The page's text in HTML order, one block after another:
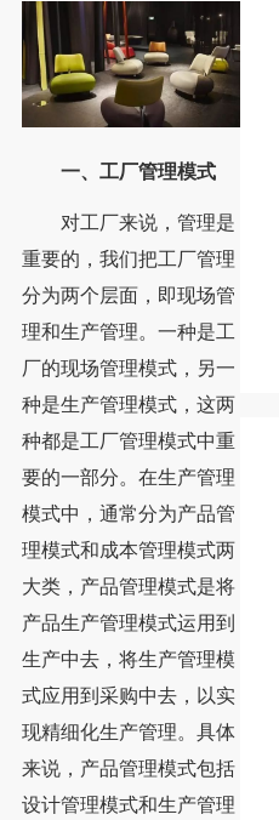
一、工厂管理模式
对工厂来说，管理是
重要的，我们把工厂管理
分为两个层面，即现场管
理和生产管理。一种是工
厂的现场管理模式，另一
种是生产管理模式，这两
种都是工厂管理模式中重
要的一部分。在生产管理
模式中，通常分为产品管
理模式和成本管理模式两
大类，产品管理模式是将
产品生产管理模式运用到
生产中去，将生产管理模
式应用到采购中去，以实
现精细化生产管理。具体
来说，产品管理模式包括
设计管理模式和生产管理